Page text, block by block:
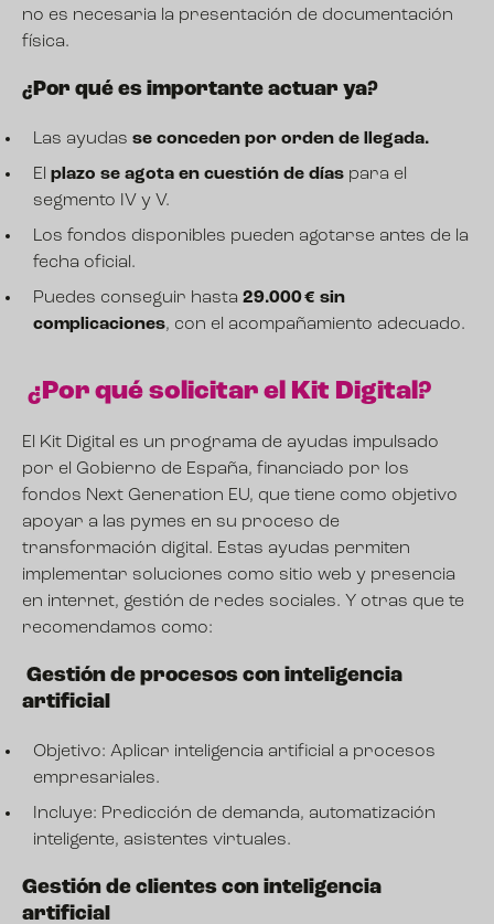
no es necesaria la presentación de documentación
física.
¿Por qué es importante actuar ya?
Las ayudas se conceden por orden de llegada.
El plazo se agota en cuestión de días para el
segmento IV y V.
Los fondos disponibles pueden agotarse antes de la
fecha oficial.
Puedes conseguir hasta 29.000 € sin
complicaciones, con el acompañamiento adecuado.
¿Por qué solicitar el Kit Digital?
El Kit Digital es un programa de ayudas impulsado
por el Gobierno de España, financiado por los
fondos Next Generation EU, que tiene como objetivo
apoyar a las pymes en su proceso de
transformación digital. Estas ayudas permiten
implementar soluciones como sitio web y presencia
en internet, gestión de redes sociales. Y otras que te
recomendamos como:
Gestión de procesos con inteligencia
artificial
Objetivo: Aplicar inteligencia artificial a procesos
empresariales.
Incluye: Predicción de demanda, automatización
inteligente, asistentes virtuales.
Gestión de clientes con inteligencia
artificial